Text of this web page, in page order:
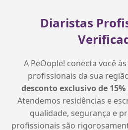
Diaristas
A PeOople! conecta você
profissionais da sua
desconto exclusivo de
Atendemos residências e
qualidade, segurança e
profissionais são